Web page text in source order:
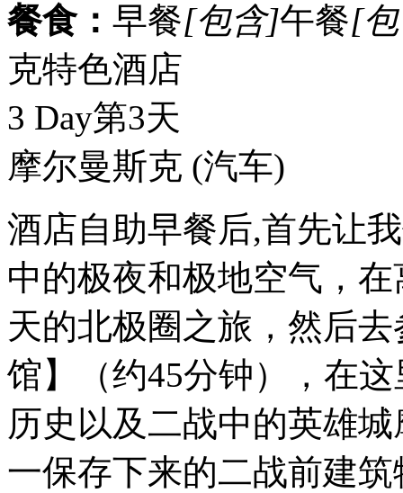
餐食： 早餐[包含]午餐[
克特色酒店
3 Day第3天
摩尔曼斯克 (汽车)
酒店自助早餐后,首先让
中的极夜和极地空气，
天的北极圈之旅，然后
馆】（约45分钟），在
历史以及二战中的英雄
一保存下来的二战前建